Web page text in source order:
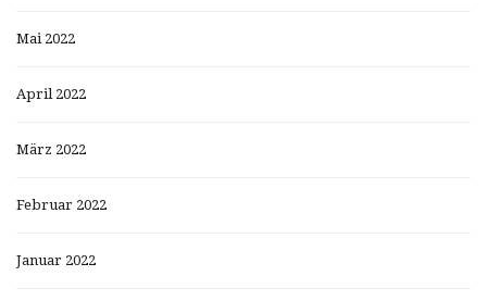
Mai 2022
April 2022
März 2022
Februar 2022
Januar 2022